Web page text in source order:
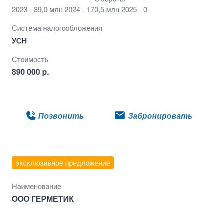
2023 - 39,0 млн 2024 - 170,5 млн 2025 - 0
Система налогообложения
УСН
Стоимость
890 000 р.
Позвонить Забронировать
эксклюзивное предложение
Наименование
ООО ГЕРМЕТИК